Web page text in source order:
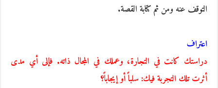
التوقف عنه ومن ثم كتابة القصة.
اعتراف
دراستك كانت في التجارة، وعملك في المجال ذاته. فإلى أي مدى
أثرت تلك التجربة فيك: سلباً أو إيجاباً؟